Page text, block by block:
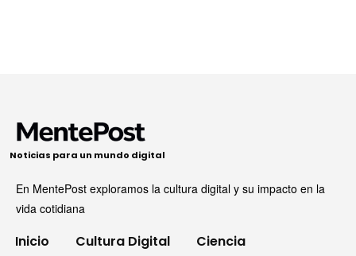
Noticias para un mundo digital
En MentePost exploramos la cultura digital y su impacto en la
vida cotidiana
Inicio Cultura Digital
Ciencia